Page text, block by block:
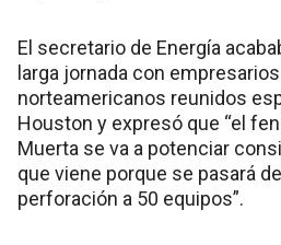
El secretario de Energía
larga jornada con
norteamericanos reunidos
Houston y expresó que “el
Muerta se va a potenciar
que viene porque se pasará
perforación a 50 equipos”.